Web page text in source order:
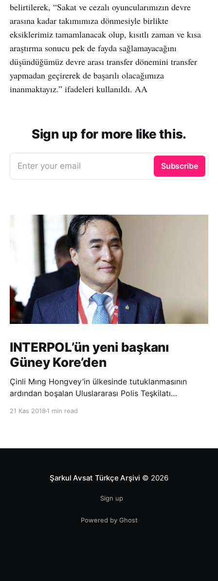
belirtilerek, “Sakat ve cezalı oyuncularımızın devre
arasına kadar takımımıza dönmesiyle birlikte
eksiklerimiz tamamlanacak olup, kısıtlı zaman ve kısa
araştırma sonucu pek de fayda sağlamayacağını
düşündüğümüz devre arası transfer dönemini transfer
yapmadan geçirerek de başarılı olacağımıza
inanmaktayız.” ifadeleri kullanıldı. AA
Sign up for more like this.
Enter your email Subscribe
INTERPOL’ün yeni başkanı
Güney Kore’den
Çinli Mıng Hongvey’in ülkesinde tutuklanmasının
ardından boşalan Uluslararası Polis Teşkilatı
21 Kas 2018 1 min read
Şarkul Avsat Türkçe Arşivi © 2026
Sign up
Powered by Ghost